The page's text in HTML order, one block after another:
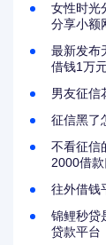
女性时光
分享小额
最新发布
借钱1万
男友征信
征信黑了
不看征信
2000借
往外借钱
锦鲤秒贷
贷款平台